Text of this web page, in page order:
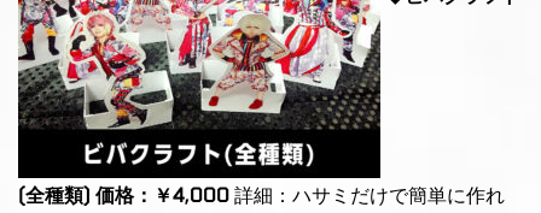
(全種類) 価格：￥4,000 詳細：ハサミだけで簡単に作れ